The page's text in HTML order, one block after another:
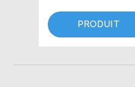
PRODUIT